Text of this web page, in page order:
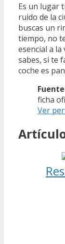
Es un lugar
ruido de la
buscas un
tiempo, no
esencial a la
sabes, si te
coche es
ficha
Ver